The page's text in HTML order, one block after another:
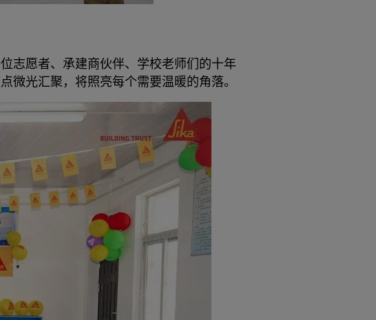
志愿者、承建商伙伴、学校老师们的十年
微光汇聚，将照亮每个需要温暖的角落。